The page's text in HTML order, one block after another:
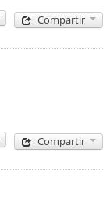
Compartir
Compartir